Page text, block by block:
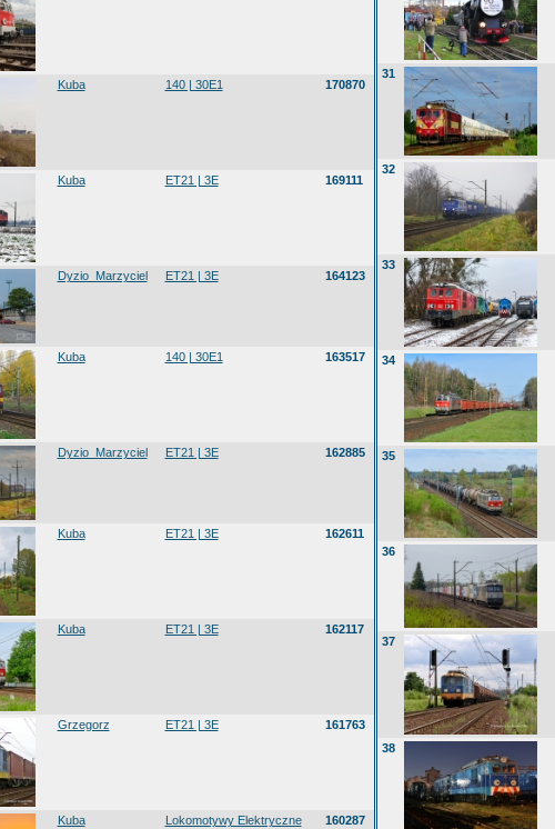
Kuba 140 | 30E1 170870
Kuba ET21 | 3E 169111
Dyzio_Marzyciel ET21 | 3E 164123
Kuba 140 | 30E1 163517
Dyzio_Marzyciel ET21 | 3E 162885
Kuba ET21 | 3E 162611
Kuba ET21 | 3E 162117
Grzegorz ET21 | 3E 161763
Kuba Lokomotywy Elektryczne 160287
31
32
33
34
35
36
37
38